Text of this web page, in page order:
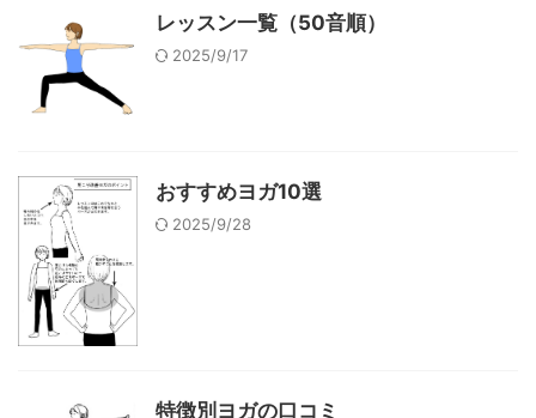
レッスン一覧（50音順）
2025/9/17
おすすめヨガ10選
2025/9/28
特徴別ヨガの口コミ